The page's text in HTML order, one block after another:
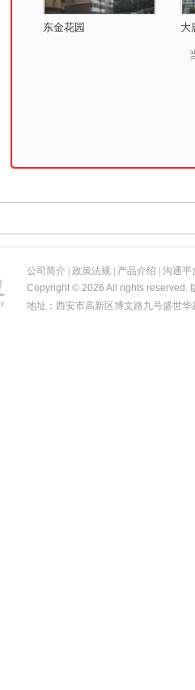
东金花园 大
公司简介 政策法规 产品介绍
沟通平
Copyright © 2026 All rights reserved.
地址：西安市高新区博文路九号盛世华